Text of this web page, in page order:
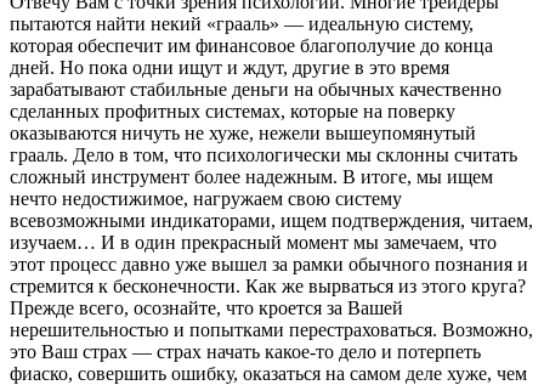
пытаются найти некий «грааль» — идеальную систему,
которая обеспечит им финансовое благополучие до конца
дней. Но пока одни ищут и ждут, другие в это время
зарабатывают стабильные деньги на обычных качественно
сделанных профитных системах, которые на поверку
оказываются ничуть не хуже, нежели вышеупомянутый
грааль. Дело в том, что психологически мы склонны считать
сложный инструмент более надежным. В итоге, мы ищем
нечто недостижимое, нагружаем свою систему
всевозможными индикаторами, ищем подтверждения, читаем,
изучаем… И в один прекрасный момент мы замечаем, что
этот процесс давно уже вышел за рамки обычного познания и
стремится к бесконечности. Как же вырваться из этого круга?
Прежде всего, осознайте, что кроется за Вашей
нерешительностью и попытками перестраховаться. Возможно,
это Ваш страх — страх начать какое-то дело и потерпеть
фиаско, совершить ошибку, оказаться на самом деле хуже, чем